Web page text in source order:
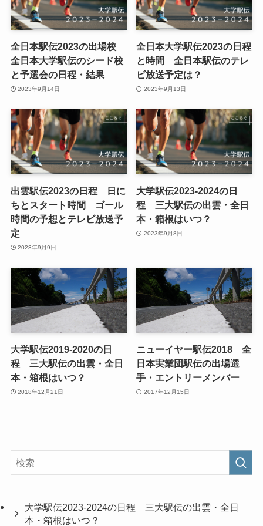
全日本駅伝2023の出場校
全日本大学駅伝のシード校
と予選会の日程・結果
2023年9月14日
全日本大学駅伝2023の日程
と時間 全日本駅伝のテレ
ビ放送予定は？
2023年9月13日
出雲駅伝2023の日程 日に
ちとスタート時間 ゴール
時間の予想とテレビ放送予
定
2023年9月9日
大学駅伝2023-2024の日
程 三大駅伝の出雲・全日
本・箱根はいつ？
2023年9月8日
大学駅伝2019-2020の日
程 三大駅伝の出雲・全日
本・箱根はいつ？
2018年12月21日
ニューイヤー駅伝2018 全
日本実業団駅伝の出場選
手・エントリーメンバー
2017年12月15日
大学駅伝2023-2024の日程 三大駅伝の出雲・全日
本・箱根はいつ？